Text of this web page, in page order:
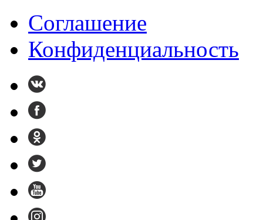
Cоглашение
Конфиденциальность